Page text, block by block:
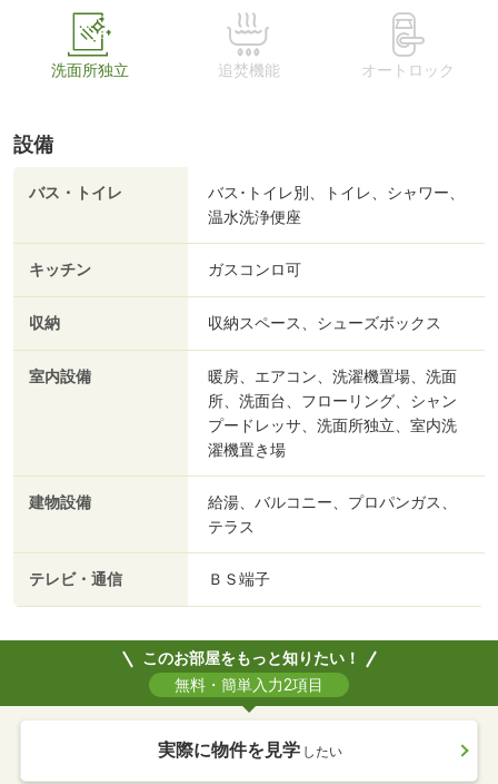
洗面所独立 追焚機能 オートロック
設備
バス・トイレ
バス･トイレ別、トイレ、シャワー、
温水洗浄便座
キッチン ガスコンロ可
収納 収納スペース、シューズボックス
室内設備
暖房、エアコン、洗濯機置場、洗面
所、洗面台、フローリング、シャン
プードレッサ、洗面所独立、室内洗
濯機置き場
建物設備
給湯、バルコニー、プロパンガス、
テラス
テレビ・通信 ＢＳ端子
このお部屋をもっと知りたい！
無料・簡単入力2項目
実際に物件を見学 したい